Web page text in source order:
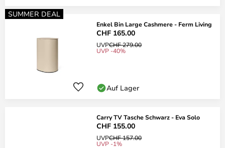
SUMMER DEAL
Enkel Bin Large Cashmere - Ferm Living
CHF 165.00
UVPCHF 279.00
UVP -40%
Auf Lager
Carry TV Tasche Schwarz - Eva Solo
CHF 155.00
UVPCHF 157.00
UVP -1%